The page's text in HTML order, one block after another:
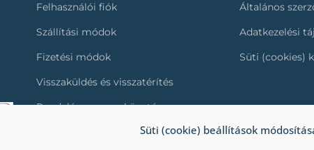
Süti (cookie) beállítások
Felhasználói fiók
Szállítási módok
Fizetési módok
Visszaküldés és visszatérítés
Rendelés nyomonkövetése
Általános
Adatkezelési
Süti (cookies)